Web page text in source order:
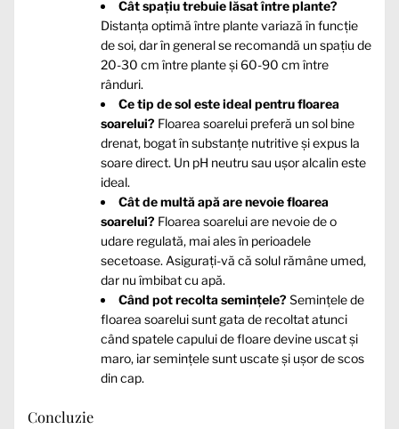
Cât spațiu trebuie lăsat între plante?
Distanța optimă între plante variază în funcție
de soi, dar în general se recomandă un spațiu de
20-30 cm între plante și 60-90 cm între
rânduri.
Ce tip de sol este ideal pentru floarea
soarelui? Floarea soarelui preferă un sol bine
drenat, bogat în substanțe nutritive și expus la
soare direct. Un pH neutru sau ușor alcalin este
ideal.
Cât de multă apă are nevoie floarea
soarelui? Floarea soarelui are nevoie de o
udare regulată, mai ales în perioadele
secetoase. Asigurați-vă că solul rămâne umed,
dar nu îmbibat cu apă.
Când pot recolta semințele? Semințele de
floarea soarelui sunt gata de recoltat atunci
când spatele capului de floare devine uscat și
maro, iar semințele sunt uscate și ușor de scos
din cap.
Concluzie